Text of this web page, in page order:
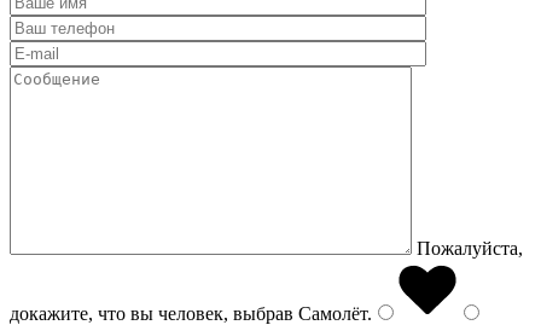
Пожалуйста,
докажите, что вы человек, выбрав Самолёт.